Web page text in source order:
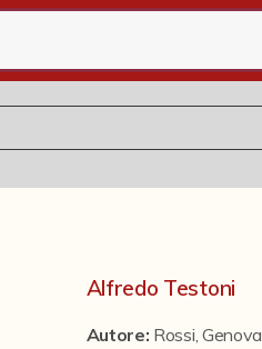
Alfredo Testoni
Autore: Rossi, Genova